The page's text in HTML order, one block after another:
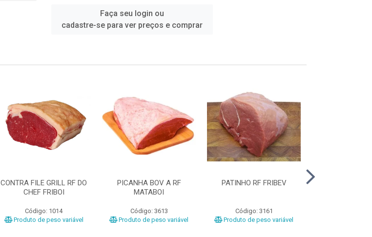
Faça seu login ou
cadastre-se para ver preços e comprar
CONTRA FILE GRILL RF DO
CHEF FRIBOI
Código: 1014
Produto de peso variável
PICANHA BOV A RF
MATABOI
Código: 3613
Produto de peso variável
PATINHO RF FRIBEV
Código: 3161
Produto de peso variável